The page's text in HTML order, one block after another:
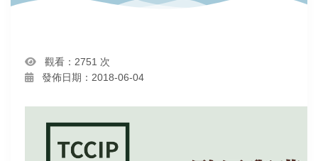
觀看：2751 次
發佈日期：2018-06-04